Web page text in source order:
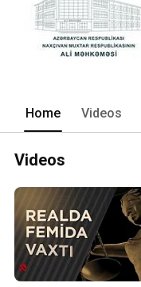
Home Videos
Videos